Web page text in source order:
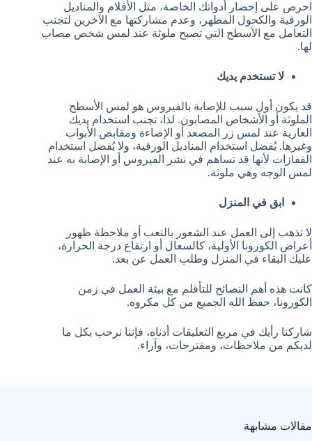
احرص على إحضار أدواتك الخاصة، مثل الأقلام والمناديل
الورقية والكحول المطهر، وعدم مشاركتها مع الآخرين لتجنب
التعامل مع الأسطح التي تصبح ملوثة عند لمس شخص مصاب
لها.
لا تستخدم يديك
قد يكون أول سبب للإصابة بالفيروس هو لمس الأسطح
الملوثة أو الأشخاص المصابون. لذا، تجنب استخدام يديك
العارية عند لمس زر المصعد أو الإضاءة ومقابض الأبواب
وغيرها. يُفضل استخدام المناديل الورقية، ولا يُفضل استخدام
القفازات لأنها قد تساهم في نشر الفيروس أو الإصابة به عند
لمس الوجه وهي ملوثة.
ابق في المنزل
لا تذهب إلى العمل عند الشعور بالتعب أو ملاحظة ظهور
أعراض الكورونا الأولية، كالسعال أو ارتفاع درجة الحرارة،
عليك البقاء في المنزل وطلب العمل عن بعد.
كانت هذه أهم النصائح للتأقلم مع بيئة العمل في زمن
الكورونا، حفظ الله الجميع من كل مكروه.
شاركنا رأيك في مربع التعليقات أدناه، فإننا نرحب بكل ما
لديكم من ملاحظات، ومقترحات، وآراء.
مقالات مشابهة